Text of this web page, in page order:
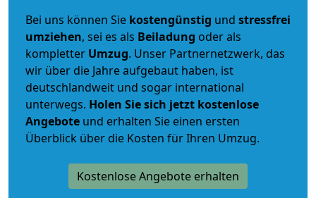
Bei uns können Sie kostengünstig und stressfrei
umziehen, sei es als Beiladung oder als
kompletter Umzug. Unser Partnernetzwerk, das
wir über die Jahre aufgebaut haben, ist
deutschlandweit und sogar international
unterwegs. Holen Sie sich jetzt kostenlose
Angebote und erhalten Sie einen ersten
Überblick über die Kosten für Ihren Umzug.
Kostenlose Angebote erhalten